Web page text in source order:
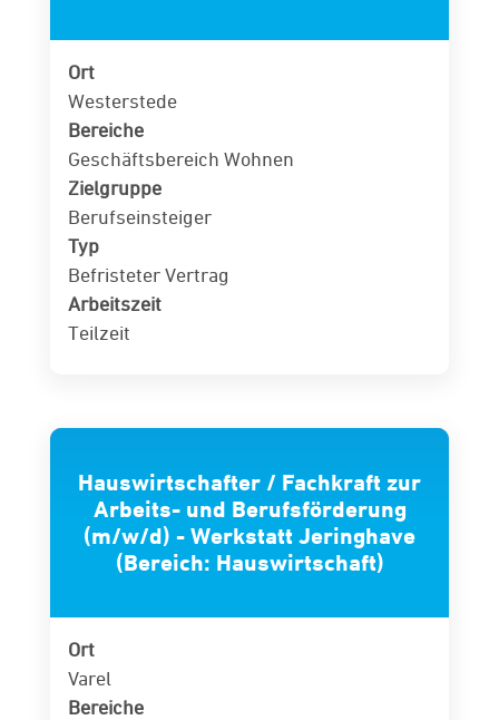
Ort
Westerstede
Bereiche
Geschäftsbereich Wohnen
Zielgruppe
Berufseinsteiger
Typ
Befristeter Vertrag
Arbeitszeit
Teilzeit
Hauswirtschafter / Fachkraft zur
Arbeits- und Berufsförderung
(m/w/d) - Werkstatt Jeringhave
(Bereich: Hauswirtschaft)
Ort
Varel
Bereiche